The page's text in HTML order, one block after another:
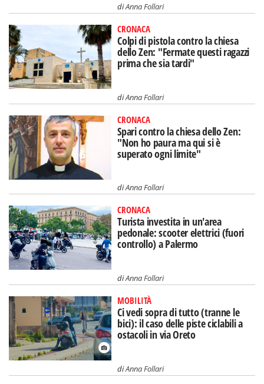
diAnna Follari
CRONACA
Colpi di pistola contro la chiesa
dello Zen: "Fermate questi ragazzi
prima che sia tardi"
diAnna Follari
CRONACA
Spari contro la chiesa dello Zen:
"Non ho paura ma qui si è
superato ogni limite"
diAnna Follari
CRONACA
Turista investita in un'area
pedonale: scooter elettrici (fuori
controllo) a Palermo
diAnna Follari
MOBILITÀ
Ci vedi sopra di tutto (tranne le
bici): il caso delle piste ciclabili a
ostacoli in via Oreto
diAnna Follari